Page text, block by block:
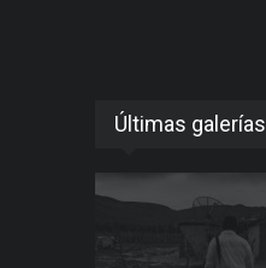
Últimas galerías